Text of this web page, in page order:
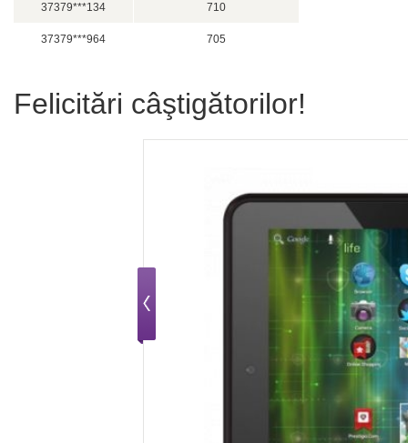
37379***134 710
37379***964 705
Felicitări câştigătorilor!